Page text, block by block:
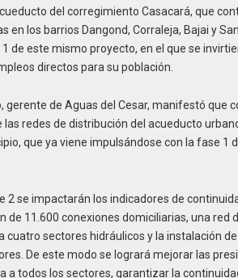
del corregimiento Casacará, que
en los barrios Dangond, Corraleja, Bajai y
de este mismo proyecto, en el que se
directos para su población.
gerente de Aguas del Cesar, manifestó que
redes de distribución del acueducto
que ya viene impulsándose con la fase 1
2 se impactarán los indicadores de
de 11.600 conexiones domiciliarias, una red
cuatro sectores hidráulicos y la instalación
De este modo se logrará mejorar las
a todos los sectores, garantizar la